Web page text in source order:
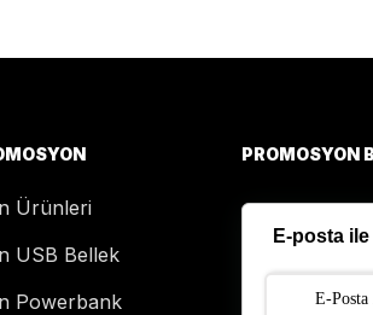
Ürünleri
USB Bellek
Powerbank
PROMOSYON
E-posta ile